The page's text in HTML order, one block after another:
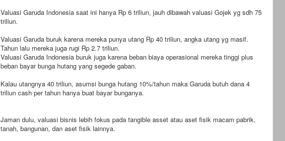
Valuasi Garuda Indonesia saat ini hanya Rp 6 triliun, jauh dibawah valuasi Gojek yg sdh 75
triliun.
Valuasi Garuda buruk karena mereka punya utang Rp 40 triliun, angka utang yg masif.
Tahun lalu mereka juga rugi Rp 2.7 triliun.
Valuasi Garuda Indonesia buruk juga karena beban biaya operasional mereka tinggi plus
beban bayar bunga hutang yang segede gaban.
Kalau utangnya 40 triliun, asumsi bunga hutang 10%/tahun maka Garuda butuh dana 4
triliun cash per tahun hanya buat bayar bunganya.
Jaman dulu, valuasi bisnis lebih fokus pada tangible asset atau aset fisik macam pabrik,
tanah, bangunan, dan aset fisik lainnya.